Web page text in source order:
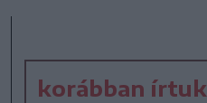
korábban írtuk